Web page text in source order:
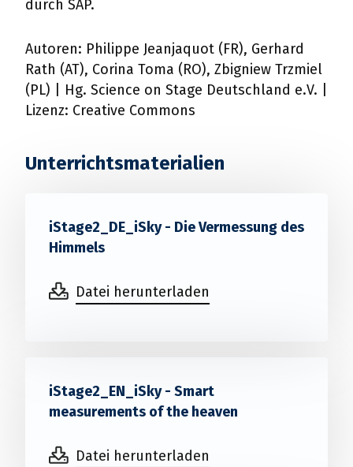
durch SAP.
Autoren: Philippe Jeanjaquot (FR), Gerhard
Rath (AT), Corina Toma (RO), Zbigniew Trzmiel
(PL) | Hg. Science on Stage Deutschland e.V. |
Lizenz: Creative Commons
Unterrichtsmaterialien
iStage2_DE_iSky - Die Vermessung des
Himmels
Datei herunterladen
iStage2_EN_iSky - Smart
measurements of the heaven
Datei herunterladen